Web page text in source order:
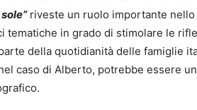
riveste un ruolo importante nello
tematiche in grado di stimolare le
della quotidianità delle famiglie
caso di Alberto, potrebbe essere